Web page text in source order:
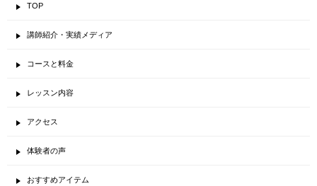
TOP
講師紹介・実績メディア
コースと料金
レッスン内容
アクセス
体験者の声
おすすめアイテム